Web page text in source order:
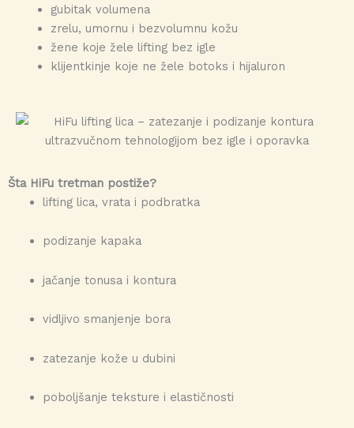
gubitak volumena
zrelu, umornu i bezvolumnu kožu
žene koje žele lifting bez igle
klijentkinje koje ne žele botoks i hijaluron
Šta HiFu tretman postiže?
lifting lica, vrata i podbratka
podizanje kapaka
jačanje tonusa i kontura
vidljivo smanjenje bora
zatezanje kože u dubini
poboljšanje teksture i elastičnosti